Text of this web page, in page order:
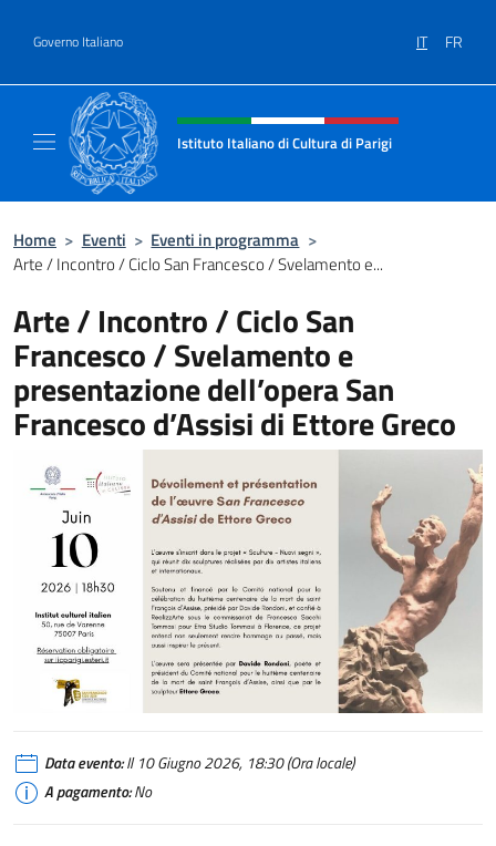
Governo Italiano IT FR
Intestazione sito, social e menù
Istituto Italiano di Cultura di Parigi
Home > Eventi > Eventi in programma >
Arte / Incontro / Ciclo San Francesco / Svelamento e...
Arte / Incontro / Ciclo San
Francesco / Svelamento e
presentazione dell’opera San
Francesco d’Assisi di Ettore Greco
Data evento:Il 10 Giugno 2026, 18:30 (Ora locale)
A pagamento:No